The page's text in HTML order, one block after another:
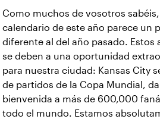
Como muchos de vosotros sabéis,
calendario de este año parece un
diferente al del año pasado. Estos
se deben a una oportunidad
para nuestra ciudad: Kansas City
de partidos de la Copa Mundial,
bienvenida a más de 600,000
todo el mundo. Estamos